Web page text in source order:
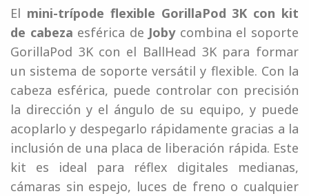
El mini-trípode flexible GorillaPod 3K con kit
de cabeza esférica de Jobycombina el soporte
GorillaPod 3K con el BallHead 3K para formar
un sistema de soporte versátil y flexible. Con la
cabeza esférica, puede controlar con precisión
la dirección y el ángulo de su equipo, y puede
acoplarlo y despegarlo rápidamente gracias a la
inclusión de una placa de liberación rápida. Este
kit es ideal para réflex digitales medianas,
cámaras sin espejo, luces de freno o cualquier